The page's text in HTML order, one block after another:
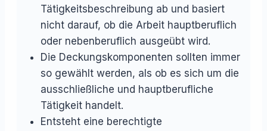
Tätigkeitsbeschreibung ab und basiert
nicht darauf, ob die Arbeit hauptberuflich
oder nebenberuflich ausgeübt wird.
Die Deckungskomponenten sollten immer
so gewählt werden, als ob es sich um die
ausschließliche und hauptberufliche
Tätigkeit handelt.
Entsteht eine berechtigte